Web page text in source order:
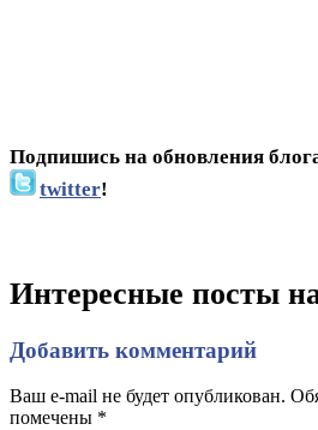
Подпишись на обновления
twitter!
Интересные посты
Добавить комментарий
Ваш e-mail не будет опубликован.
помечены *